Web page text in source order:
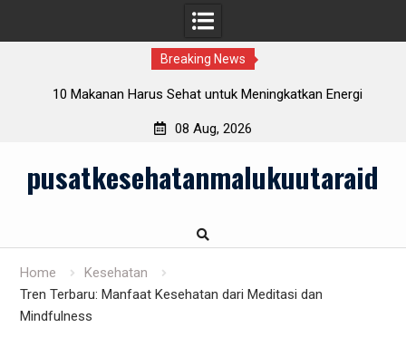
Breaking News
10 Makanan Harus Sehat untuk Meningkatkan Energi
08 Aug, 2026
contentpusatkesehatanmalukuutaraid
Home
Kesehatan
Tren Terbaru: Manfaat Kesehatan dari Meditasi dan
Mindfulness